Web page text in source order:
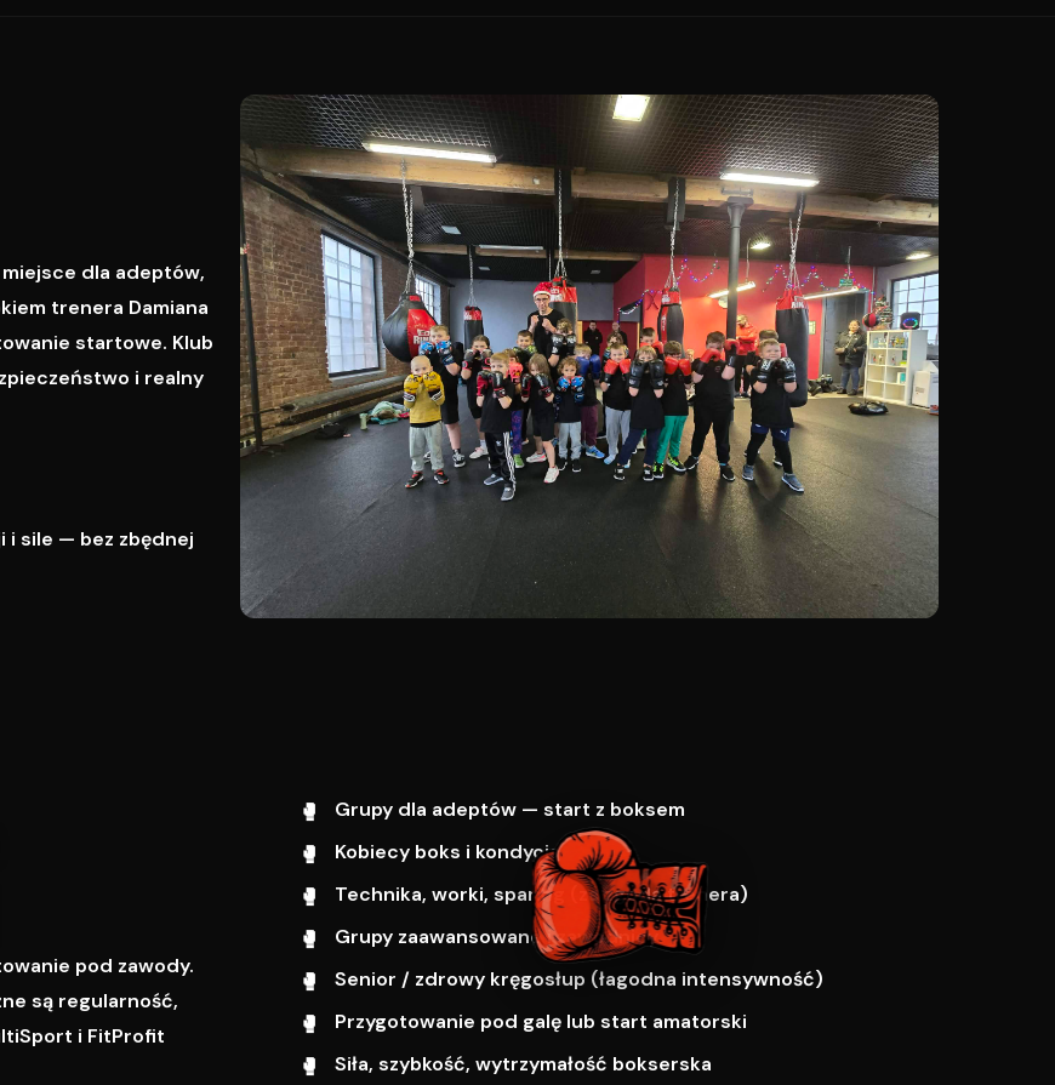
dla adeptów,
trenera Damiana
startowe. Klub
i realny
i sile — bez zbędnej
pod zawody.
są regularność,
i FitProfit
Grupy dla adeptów — start z boksem
Kobiecy boks i kondycja
Technika, worki, sparing (za zgodą trenera)
Grupy zaawansowane i zawodnicy
Senior / zdrowy kręgosłup (łagodna intensywność)
Przygotowanie pod galę lub start amatorski
Siła, szybkość, wytrzymałość bokserska